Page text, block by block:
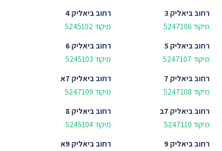
רחובביאליק 3
מיקוד 5247106
רחובביאליק 4
מיקוד 5245102
רחובביאליק 5
מיקוד 5247107
רחובביאליק 6
מיקוד 5245103
רחובביאליק 7
מיקוד 5247108
רחובביאליק 7א
מיקוד 5247109
רחובביאליק 7ב
מיקוד 5247110
רחובביאליק 8
מיקוד 5245104
רחובביאליק 9
רחובביאליק 9א